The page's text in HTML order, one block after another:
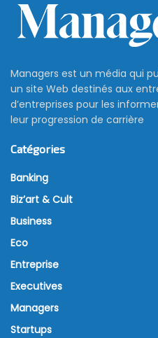
Managers est un média qui
un site Web destinés aux
d’entreprises pour les
leur progression de carrière
Catégories
Banking
Biz’art & Cult
Business
Eco
Entreprise
Executives
Managers
Startups